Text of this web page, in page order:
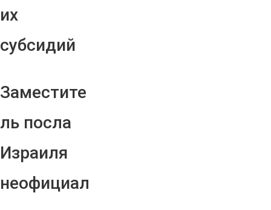
их
субсидий
Заместите
ль посла
Израиля
неофициал